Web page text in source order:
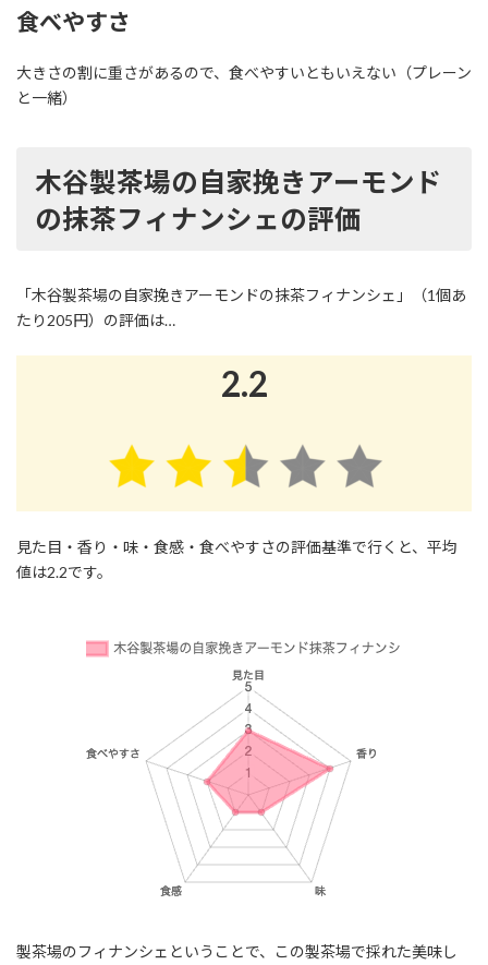
食べやすさ
大きさの割に重さがあるので、食べやすいともいえない（プレーン
と一緒）
木谷製茶場の自家挽きアーモンド
の抹茶フィナンシェの評価
「木谷製茶場の自家挽きアーモンドの抹茶フィナンシェ」（1個あ
たり205円）の評価は…
2.2
見た目・香り・味・食感・食べやすさの評価基準で行くと、平均
値は2.2です。
製茶場のフィナンシェということで、この製茶場で採れた美味し